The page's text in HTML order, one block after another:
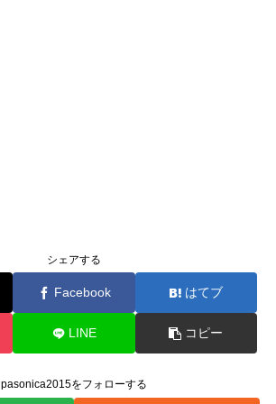
シェアする
Facebook はてブ
LINE コピー
pasonica2015をフォローする